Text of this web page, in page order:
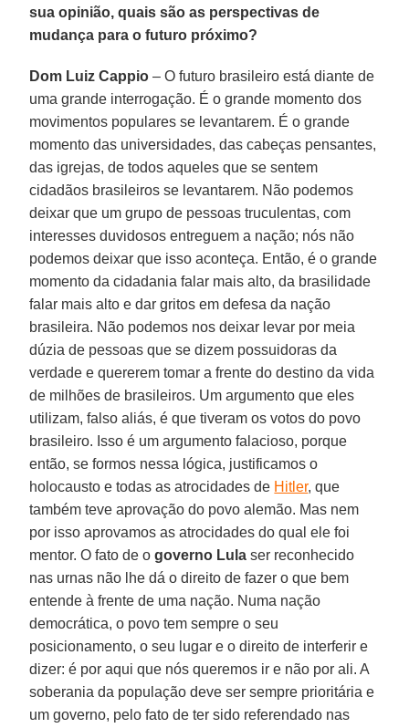
sua opinião, quais são as perspectivas de
mudança para o futuro próximo?
Dom Luiz Cappio – O futuro brasileiro está diante de
uma grande interrogação. É o grande momento dos
movimentos populares se levantarem. É o grande
momento das universidades, das cabeças pensantes,
das igrejas, de todos aqueles que se sentem
cidadãos brasileiros se levantarem. Não podemos
deixar que um grupo de pessoas truculentas, com
interesses duvidosos entreguem a nação; nós não
podemos deixar que isso aconteça. Então, é o grande
momento da cidadania falar mais alto, da brasilidade
falar mais alto e dar gritos em defesa da nação
brasileira. Não podemos nos deixar levar por meia
dúzia de pessoas que se dizem possuidoras da
verdade e quererem tomar a frente do destino da vida
de milhões de brasileiros. Um argumento que eles
utilizam, falso aliás, é que tiveram os votos do povo
brasileiro. Isso é um argumento falacioso, porque
então, se formos nessa lógica, justificamos o
holocausto e todas as atrocidades de Hitler, que
também teve aprovação do povo alemão. Mas nem
por isso aprovamos as atrocidades do qual ele foi
mentor. O fato de ogoverno Lula ser reconhecido
nas urnas não lhe dá o direito de fazer o que bem
entende à frente de uma nação. Numa nação
democrática, o povo tem sempre o seu
posicionamento, o seu lugar e o direito de interferir e
dizer: é por aqui que nós queremos ir e não por ali. A
soberania da população deve ser sempre prioritária e
um governo, pelo fato de ter sido referendado nas